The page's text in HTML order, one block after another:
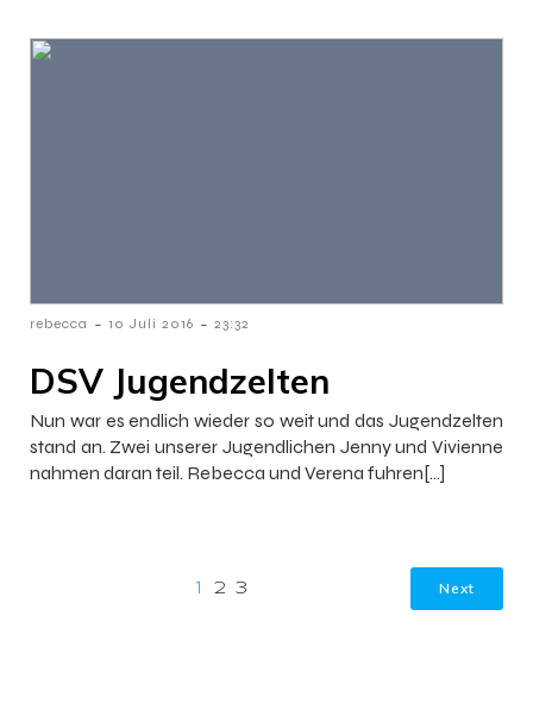
rebecca - 10 Juli 2016 - 23:32
DSV Jugendzelten
Nun war es endlich wieder so weit und das Jugendzelten
stand an. Zwei unserer Jugendlichen Jenny und Vivienne
nahmen daran teil. Rebecca und Verena fuhren[…]
1 2 3 Next